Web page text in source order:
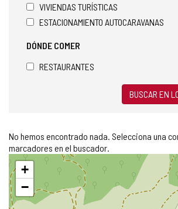
o
e
o
VIVIENDAS TURÍSTICAS
ESTACIONAMIENTO AUTOCARAVANAS
DÓNDE COMER
RESTAURANTES
BUSCAR EN
No hemos encontrado nada. Selecciona una
marcadores en el buscador.
Saltar
mapa
+
−